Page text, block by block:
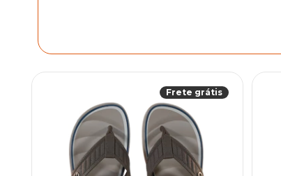
Frete grátis